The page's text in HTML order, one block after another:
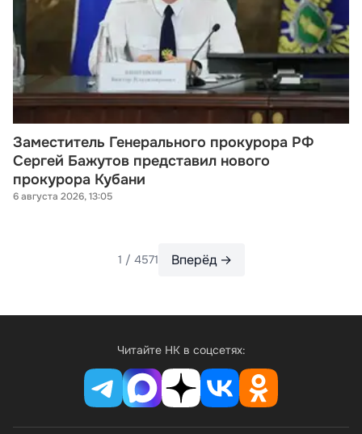
Заместитель Генерального прокурора РФ
Сергей Бажутов представил нового
прокурора Кубани
6 августа 2026, 13:05
1 / 4571 Вперёд →
Читайте НК в соцсетях: